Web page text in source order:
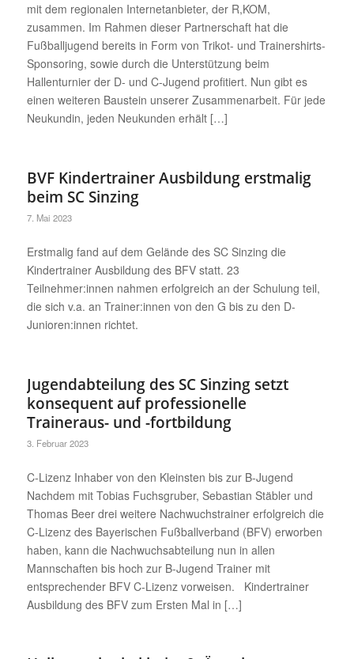
mit dem regionalen Internetanbieter, der R,KOM,
zusammen. Im Rahmen dieser Partnerschaft hat die
Fußballjugend bereits in Form von Trikot- und Trainershirts-
Sponsoring, sowie durch die Unterstützung beim
Hallenturnier der D- und C-Jugend profitiert. Nun gibt es
einen weiteren Baustein unserer Zusammenarbeit. Für jede
Neukundin, jeden Neukunden erhält […]
BVF Kindertrainer Ausbildung erstmalig
beim SC Sinzing
7. Mai 2023
Erstmalig fand auf dem Gelände des SC Sinzing die
Kindertrainer Ausbildung des BFV statt. 23
Teilnehmer:innen nahmen erfolgreich an der Schulung teil,
die sich v.a. an Trainer:innen von den G bis zu den D-
Junioren:innen richtet.
Jugendabteilung des SC Sinzing setzt
konsequent auf professionelle
Traineraus- und -fortbildung
3. Februar 2023
C-Lizenz Inhaber von den Kleinsten bis zur B-Jugend
Nachdem mit Tobias Fuchsgruber, Sebastian Stäbler und
Thomas Beer drei weitere Nachwuchstrainer erfolgreich die
C-Lizenz des Bayerischen Fußballverband (BFV) erworben
haben, kann die Nachwuchsabteilung nun in allen
Mannschaften bis hoch zur B-Jugend Trainer mit
entsprechender BFV C-Lizenz vorweisen. Kindertrainer
Ausbildung des BFV zum Ersten Mal in […]